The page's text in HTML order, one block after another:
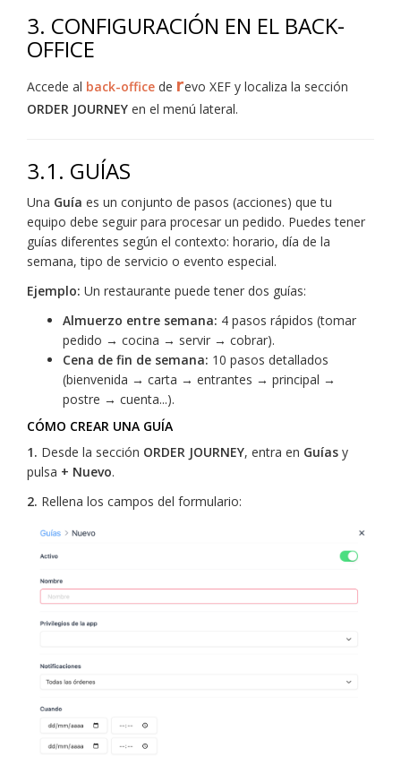
3. CONFIGURACIÓN EN EL BACK-
OFFICE
Accede al back-office de revo XEF y localiza la sección
ORDER JOURNEY en el menú lateral.
3.1. GUÍAS
Una Guía es un conjunto de pasos (acciones) que tu
equipo debe seguir para procesar un pedido. Puedes tener
guías diferentes según el contexto: horario, día de la
semana, tipo de servicio o evento especial.
Ejemplo: Un restaurante puede tener dos guías:
Almuerzo entre semana: 4 pasos rápidos (tomar
pedido → cocina → servir → cobrar).
Cena de fin de semana: 10 pasos detallados
(bienvenida → carta → entrantes → principal →
postre → cuenta...).
CÓMO CREAR UNA GUÍA
1. Desde la sección ORDER JOURNEY, entra en Guías y
pulsa + Nuevo.
2. Rellena los campos del formulario: